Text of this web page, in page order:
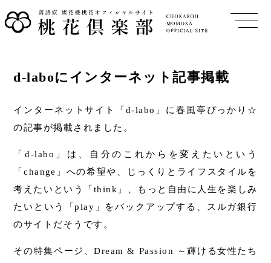
d-laboにインターネット記事掲載
インターネットサイト「d-labo」に春風亭ぴっかり☆
の記事が掲載されました。
「d-labo」は、自分のこれからを変えたいという
「change」への希望や、じっくりとライフスタイルを
考えたいという「think」、もっと自由に人生を楽しみ
たいという「play」をバックアップする、スルガ銀行
のサイトだそうです。
その特集ページ、Dream & Passion ～輝ける女性たち